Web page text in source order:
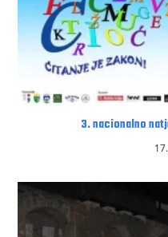
3. nacionalno